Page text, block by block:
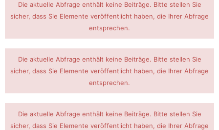
Die aktuelle Abfrage enthält keine Beiträge. Bitte stellen Sie
sicher, dass Sie Elemente veröffentlicht haben, die Ihrer Abfrage
entsprechen.
Die aktuelle Abfrage enthält keine Beiträge. Bitte stellen Sie
sicher, dass Sie Elemente veröffentlicht haben, die Ihrer Abfrage
entsprechen.
Die aktuelle Abfrage enthält keine Beiträge. Bitte stellen Sie
sicher, dass Sie Elemente veröffentlicht haben, die Ihrer Abfrage